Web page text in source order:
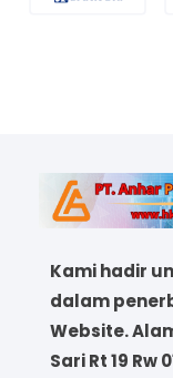
Kami hadir
dalam
Website.
Sari Rt 19 Rw